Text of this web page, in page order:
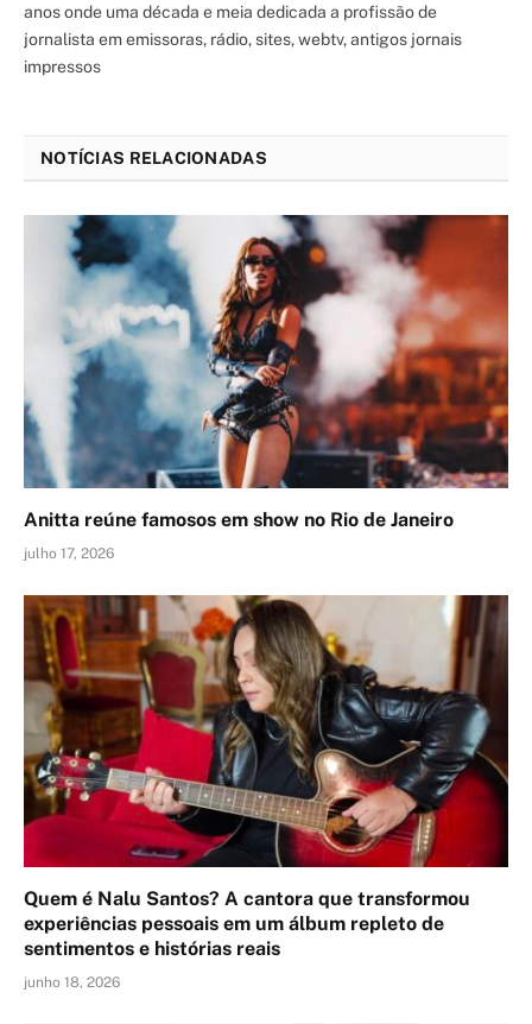
anos onde uma década e meia dedicada a profissão de
jornalista em emissoras, rádio, sites, webtv, antigos jornais
impressos
NOTÍCIAS RELACIONADAS
Anitta reúne famosos em show no Rio de Janeiro
julho 17, 2026
Quem é Nalu Santos? A cantora que transformou
experiências pessoais em um álbum repleto de
sentimentos e histórias reais
junho 18, 2026